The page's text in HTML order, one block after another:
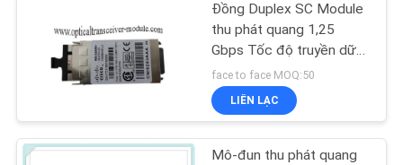
TỨC
CÁC
VỤ
Đồng Duplex SC Module
thu phát quang 1,25
Gbps Tốc độ truyền dữ
liệu WS-G5486
face to face MOQ:50
LIÊN LẠC
Mô-đun thu phát quang